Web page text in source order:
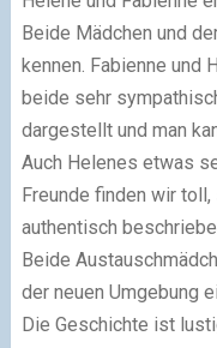
Beide Mädchen und
kennen. Fabienne und
beide sehr
dargestellt und man
Auch Helenes etwas
Freunde finden wir
authentisch
Beide
der neuen Umgebung
Die Geschichte ist